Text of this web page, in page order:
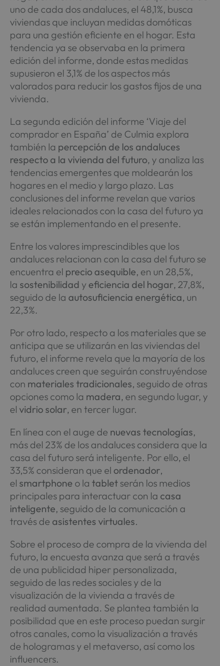
uno de cada dos andaluces, el 48,1%, busca
viviendas que incluyan medidas domóticas
para una gestión eficiente en el hogar. Esta
tendencia ya se observaba en la primera
edición del informe, donde estas medidas
supusieron el 3,1% de los aspectos más
valorados para reducir los gastos fijos de una
vivienda.
La segunda edición del informe ‘Viaje del
comprador en España’ de Culmia explora
también la percepción de los andaluces
respecto a la vivienda del futuro, y analiza las
tendencias emergentes que moldearán los
hogares en el medio y largo plazo. Las
conclusiones del informe revelan que varios
ideales relacionados con la casa del futuro ya
se están implementando en el presente.
Entre los valores imprescindibles que los
andaluces relacionan con la casa del futuro se
encuentra el precio asequible, en un 28,5%,
la sostenibilidad y eficiencia del hogar, 27,8%,
seguido de la autosuficiencia energética, un
22,3%.
Por otro lado, respecto a los materiales que se
anticipa que se utilizarán en las viviendas del
futuro, el informe revela que la mayoría de los
andaluces creen que seguirán construyéndose
con materiales tradicionales, seguido de otras
opciones como la madera, en segundo lugar, y
el vidrio solar, en tercer lugar.
En línea con el auge de nuevas tecnologías,
más del 23% de los andaluces considera que la
casa del futuro será inteligente. Por ello, el
33,5% consideran que el ordenador,
el smartphone o la tabletserán los medios
principales para interactuar con la casa
inteligente, seguido de la comunicación a
través de asistentes virtuales.
Sobre el proceso de compra de la vivienda del
futuro, la encuesta avanza que será a través
de una publicidad hiper personalizada,
seguido de las redes sociales y de la
visualización de la vivienda a través de
realidad aumentada. Se plantea también la
posibilidad que en este proceso puedan surgir
otros canales, como la visualización a través
de hologramas y el metaverso, así como los
influencers.